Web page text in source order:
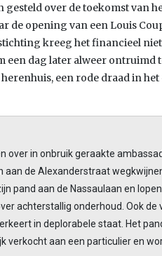
over de toekomst van
de opening van een Louis
kreeg het financieel
een dag later alweer
een rode draad in
over in onbruik geraakte
aan de Alexanderstraat
pand aan de Nassaulaan en
achterstallig onderhoud. Ook
in deplorabele staat. Het
verkocht aan een particulier en